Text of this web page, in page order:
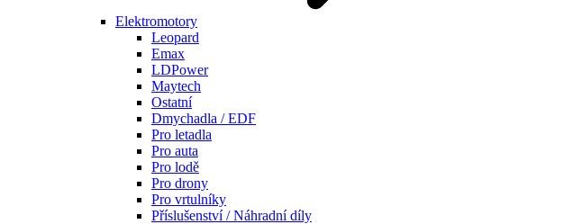
Elektromotory
Leopard
Emax
LDPower
Maytech
Ostatní
Dmychadla / EDF
Pro letadla
Pro auta
Pro lodě
Pro drony
Pro vrtulníky
Příslušenství / Náhradní díly